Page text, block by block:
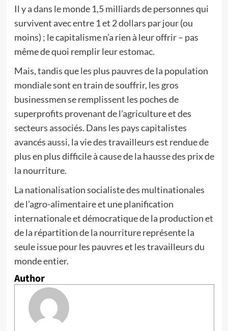
Il y a dans le monde 1,5 milliards de personnes qui
survivent avec entre 1 et 2 dollars par jour (ou
moins) ; le capitalisme n’a rien à leur offrir – pas
même de quoi remplir leur estomac.
Mais, tandis que les plus pauvres de la population
mondiale sont en train de souffrir, les gros
businessmen se remplissent les poches de
superprofits provenant de l’agriculture et des
secteurs associés. Dans les pays capitalistes
avancés aussi, la vie des travailleurs est rendue de
plus en plus difficile à cause de la hausse des prix de
la nourriture.
La nationalisation socialiste des multinationales
de l’agro-alimentaire et une planification
internationale et démocratique de la production et
de la répartition de la nourriture représente la
seule issue pour les pauvres et les travailleurs du
monde entier.
Author